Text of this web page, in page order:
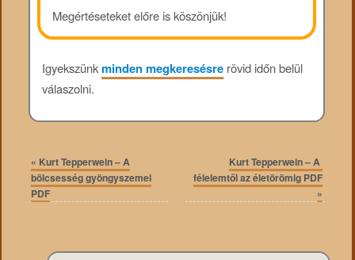
Megértéseteket előre is köszönjük!
Igyekszünkminden megkeresésrerövid időn belül
válaszolni.
« Kurt Tepperwein – A
bölcsesség gyöngyszemei
PDF
Kurt Tepperwein – A ​
félelemtől az életörömig PDF
»